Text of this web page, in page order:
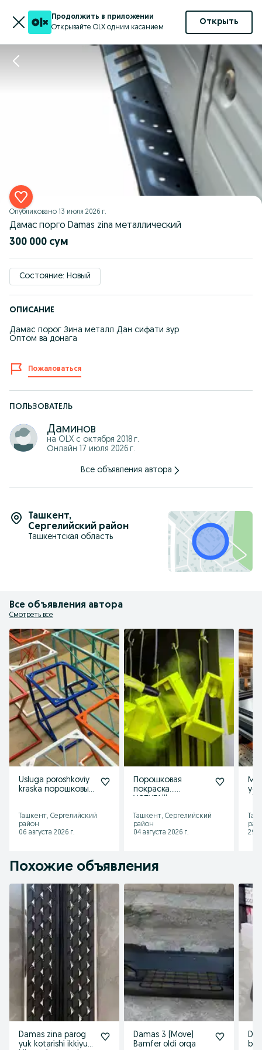
Продолжить в приложении
Открывайте OLX одним касанием
Открыть
Опубликовано 13 июля 2026 г.
Дамас порго Damas zina металлический
300 000 сум
Состояние: Новый
ОПИСАНИЕ
Дамас порог Зина металл Дан сифати зур
Оптом ва донага
Пожаловаться
ПОЛЬЗОВАТЕЛЬ
Даминов
на OLX с октября 2018 г.
Онлайн 17 июля 2026 г.
Все объявления автора
Ташкент,
Сергелийский район
Ташкентская область
Все объявления автора
Смотреть все
Usluga poroshkoviy
kraska порошковый
Ташкент, Сергелийский
район
06 августа 2026 г.
Порошковая
покраска...
pokraska краска
порошкова
Ташкент, Сергелийский
район
04 августа 2026 г.
29
Похожие объявления
Damas zina parog
yuk kotarishi ikkiyuz
Damas 3 (Move)
Bamfer oldi orqa
bar